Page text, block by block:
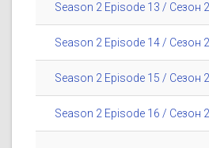
Season 2 Episode 13 / Сезон
Season 2 Episode 14 / Сезон
Season 2 Episode 15 / Сезон
Season 2 Episode 16 / Сезон